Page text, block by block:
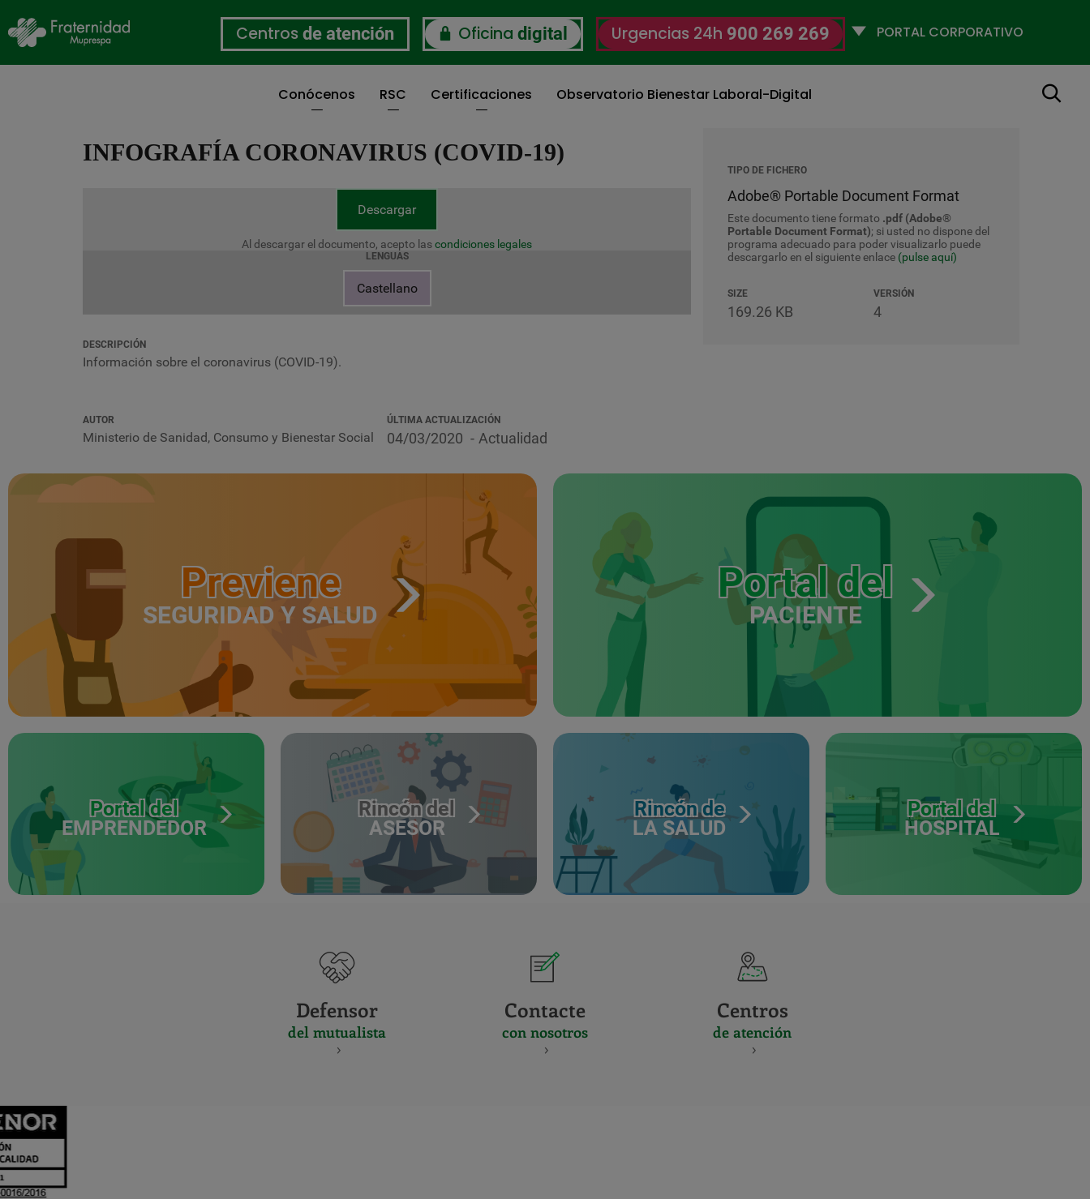
Centros de atención Oficina digital Urgencias 24h 900 269 269
Selecciona
Conócenos RSC Certificaciones Observatorio Bienestar Laboral-Digital Buscar
INFOGRAFÍA CORONAVIRUS (COVID-19)
Descargar
Al descargar el documento, acepto lascondiciones legales
LENGUAS
Castellano
DESCRIPCIÓN
Información sobre el coronavirus (COVID-19).
AUTOR
Ministerio de Sanidad, Consumo y Bienestar Social
ÚLTIMA ACTUALIZACIÓN
04/03/2020 Actualidad
TIPO DE FICHERO
Adobe® Portable Document Format
Este documento tiene formato .pdf (Adobe®
Portable Document Format); si usted no dispone del
programa adecuado para poder visualizarlo puede
descargarlo en el siguiente enlace (pulse aquí)
SIZE
169.26 KB
VERSIÓN
4
Previene
SEGURIDAD Y SALUD
Portal del
PACIENTE
Portal del
EMPRENDEDOR
Rincón del
ASESOR
Rincón de
LA SALUD
Portal del
HOSPITAL
Defensor
del mutualista
Contacte
con nosotros
Centros
de atención